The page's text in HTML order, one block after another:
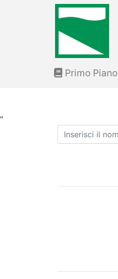
"
Primo Piano
Ricerca